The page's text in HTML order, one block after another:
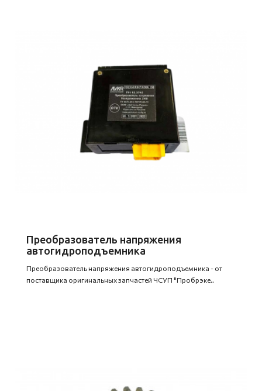
Преобразователь напряжения
автогидроподъемника
Преобразователь напряжения автогидроподъемника - от
поставщика оригинальных запчастей ЧСУП "Пробрэке..